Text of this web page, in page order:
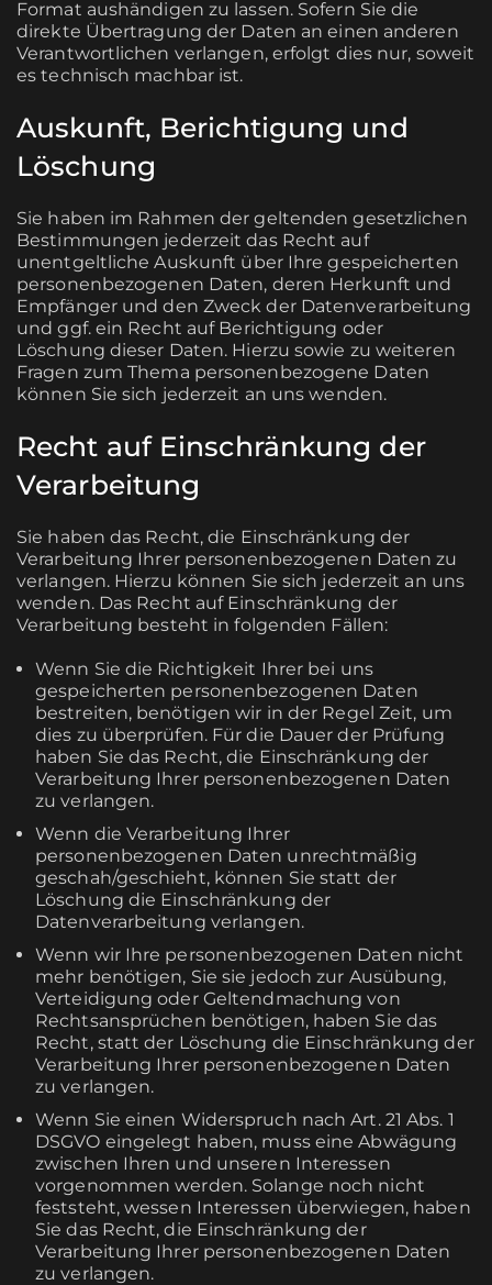
Format aushändigen zu lassen. Sofern Sie die
direkte Übertragung der Daten an einen anderen
Verantwortlichen verlangen, erfolgt dies nur, soweit
es technisch machbar ist.
Auskunft, Berichtigung und
Löschung
Sie haben im Rahmen der geltenden gesetzlichen
Bestimmungen jederzeit das Recht auf
unentgeltliche Auskunft über Ihre gespeicherten
personenbezogenen Daten, deren Herkunft und
Empfänger und den Zweck der Datenverarbeitung
und ggf. ein Recht auf Berichtigung oder
Löschung dieser Daten. Hierzu sowie zu weiteren
Fragen zum Thema personenbezogene Daten
können Sie sich jederzeit an uns wenden.
Recht auf Einschränkung der
Verarbeitung
Sie haben das Recht, die Einschränkung der
Verarbeitung Ihrer personenbezogenen Daten zu
verlangen. Hierzu können Sie sich jederzeit an uns
wenden. Das Recht auf Einschränkung der
Verarbeitung besteht in folgenden Fällen:
Wenn Sie die Richtigkeit Ihrer bei uns
gespeicherten personenbezogenen Daten
bestreiten, benötigen wir in der Regel Zeit, um
dies zu überprüfen. Für die Dauer der Prüfung
haben Sie das Recht, die Einschränkung der
Verarbeitung Ihrer personenbezogenen Daten
zu verlangen.
Wenn die Verarbeitung Ihrer
personenbezogenen Daten unrechtmäßig
geschah/geschieht, können Sie statt der
Löschung die Einschränkung der
Datenverarbeitung verlangen.
Wenn wir Ihre personenbezogenen Daten nicht
mehr benötigen, Sie sie jedoch zur Ausübung,
Verteidigung oder Geltendmachung von
Rechtsansprüchen benötigen, haben Sie das
Recht, statt der Löschung die Einschränkung der
Verarbeitung Ihrer personenbezogenen Daten
zu verlangen.
Wenn Sie einen Widerspruch nach Art. 21 Abs. 1
DSGVO eingelegt haben, muss eine Abwägung
zwischen Ihren und unseren Interessen
vorgenommen werden. Solange noch nicht
feststeht, wessen Interessen überwiegen, haben
Sie das Recht, die Einschränkung der
Verarbeitung Ihrer personenbezogenen Daten
zu verlangen.